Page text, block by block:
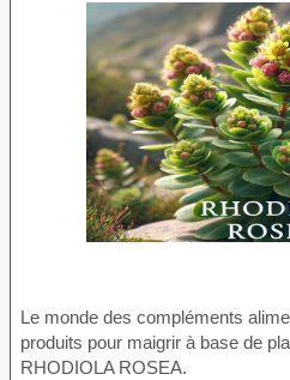
Le monde des compléments
produits pour maigrir à base de
RHODIOLA ROSEA.